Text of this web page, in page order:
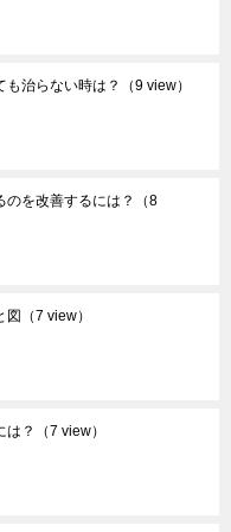
も治らない時は？ （9 view）
のを改善するには？
（8
図 （7 view）
は？ （7 view）